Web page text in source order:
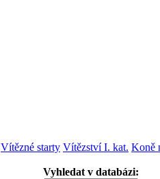
Vítězné starty Vítězství I. kat. Koně
Vyhledat v databázi: